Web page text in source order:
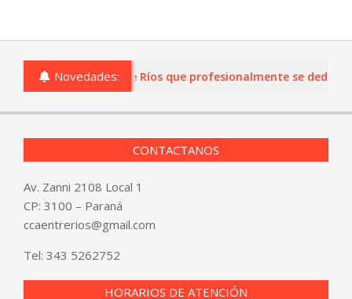
Novedades:
o comercios de Entre Ríos que profesionalmente se
CONTACTANOS
Av. Zanni 2108 Local 1
CP: 3100 – Paraná
ccaentrerios@gmail.com
Tel: 343 5262752
HORARIOS DE ATENCIÓN